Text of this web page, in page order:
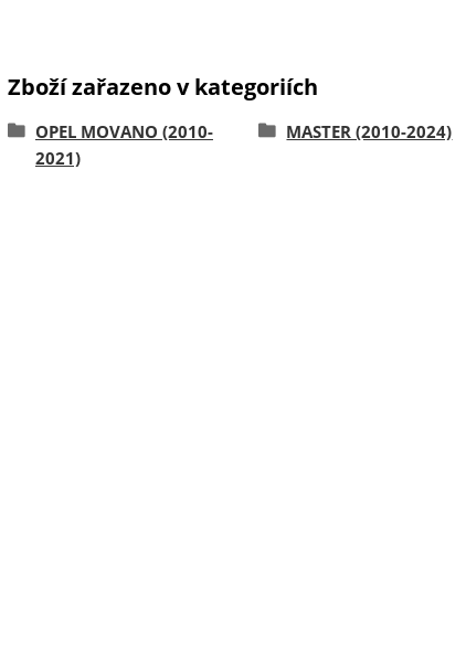
Zboží zařazeno v kategoriích
OPEL MOVANO (2010-
2021)
MASTER (2010-2024)